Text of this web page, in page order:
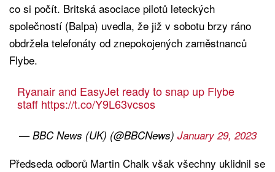
co si počít. Britská asociace pilotů leteckých
společností (Balpa) uvedla, že již v sobotu brzy ráno
obdržela telefonáty od znepokojených zaměstnanců
Flybe.
Ryanair and EasyJet ready to snap up Flybe
staff https://t.co/Y9L63vcsos
— BBC News (UK) (@BBCNews) January 29, 2023
Předseda odborů Martin Chalk však všechny uklidnil se